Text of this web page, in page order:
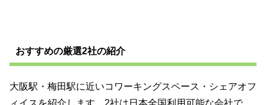
おすすめの厳選2社の紹介
大阪駅・梅田駅に近いコワーキングスペース・シェアオフ
ィイスを紹介します。2社は日本全国利用可能な会社で